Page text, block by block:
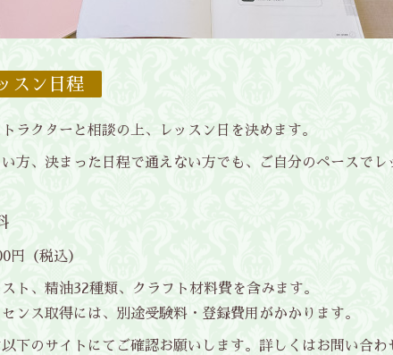
スン日程
ラクターと相談の上、レッスン日を決めます。
方、決まった日程で通えない方でも、ご自分のペースでレ
円（税込）
ト、精油32種類、クラフト材料費を含みます。
ンス取得には、別途受験料・登録費用がかかります。
下のサイトにてご確認お願いします。詳しくはお問い合わ